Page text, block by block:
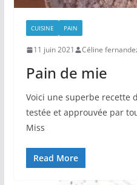
CUISINE PAIN
11 juin 2021 Céline
Pain de mie
Voici une superbe recette
testée et approuvée par
Miss
Read More